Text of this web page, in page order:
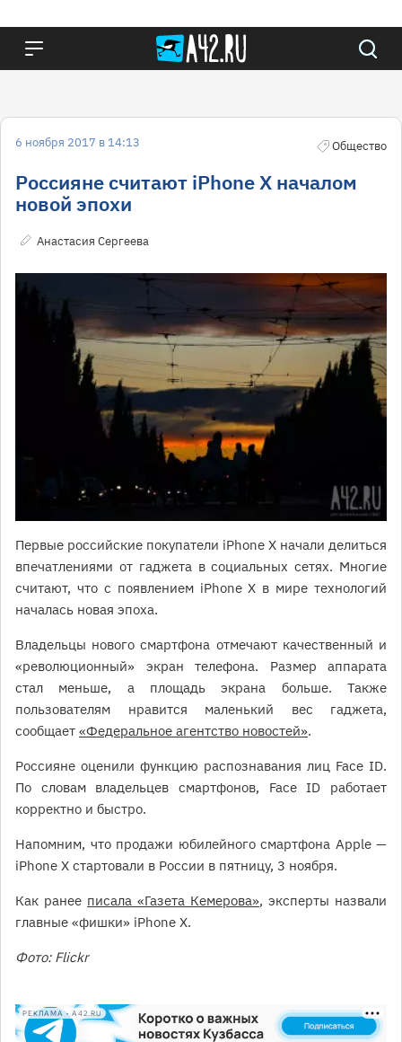
6 ноября 2017 в 14:13 Общество
Россияне считают iPhone X началом
новой эпохи
Анастасия Сергеева
Первые российские покупатели iPhone X начали делиться
впечатлениями от гаджета в социальных сетях. Многие
считают, что с появлением iPhone X в мире технологий
началась новая эпоха.
Владельцы нового смартфона отмечают качественный и
«революционный» экран телефона. Размер аппарата
стал меньше, а площадь экрана больше. Также
пользователям нравится маленький вес гаджета,
сообщает «Федеральное агентство новостей».
Россияне оценили функцию распознавания лиц Face ID.
По словам владельцев смартфонов, Face ID работает
корректно и быстро.
Напомним, что продажи юбилейного смартфона Apple —
iPhone X стартовали в России в пятницу, 3 ноября.
Как ранее писала «Газета Кемерова», эксперты назвали
главные «фишки» iPhone X.
Фото: Flickr
РЕКЛАМА • A42.RU